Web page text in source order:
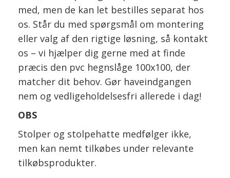
med, men de kan let bestilles separat hos
os. Står du med spørgsmål om montering
eller valg af den rigtige løsning, så kontakt
os – vi hjælper dig gerne med at finde
præcis den pvc hegnslåge 100x100, der
matcher dit behov. Gør haveindgangen
nem og vedligeholdelsesfri allerede i dag!
OBS
Stolper og stolpehatte medfølger ikke,
men kan nemt tilkøbes under relevante
tilkøbsprodukter.